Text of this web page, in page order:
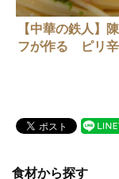
【中華の鉄人】
フが作る ピリ辛
食材から探す